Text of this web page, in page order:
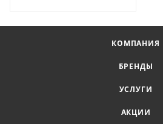
КОМПАНИЯ
БРЕНДЫ
УСЛУГИ
АКЦИИ